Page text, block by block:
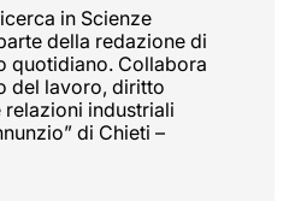
in Scienze
della redazione di
quotidiano. Collabora
del lavoro, diritto
industriali
di Chieti –